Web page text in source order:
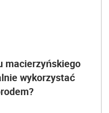
macierzyńskiego
wykorzystać